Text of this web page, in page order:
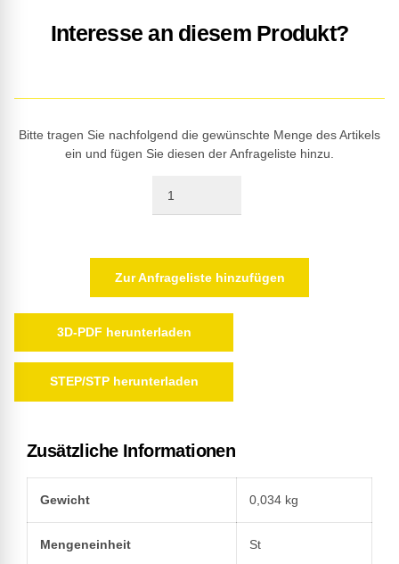
Interesse an diesem Produkt?
Bitte tragen Sie nachfolgend die gewünschte Menge des Artikels
ein und fügen Sie diesen der Anfrageliste hinzu.
Zur Anfrageliste hinzufügen
3D-PDF herunterladen
STEP/STP herunterladen
Zusätzliche Informationen
Gewicht 0,034 kg
Mengeneinheit St